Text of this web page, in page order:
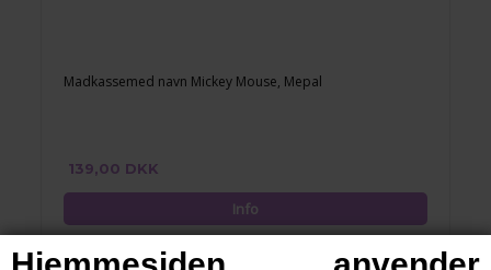
Madkassemed navn Mickey Mouse, Mepal
139,00 DKK